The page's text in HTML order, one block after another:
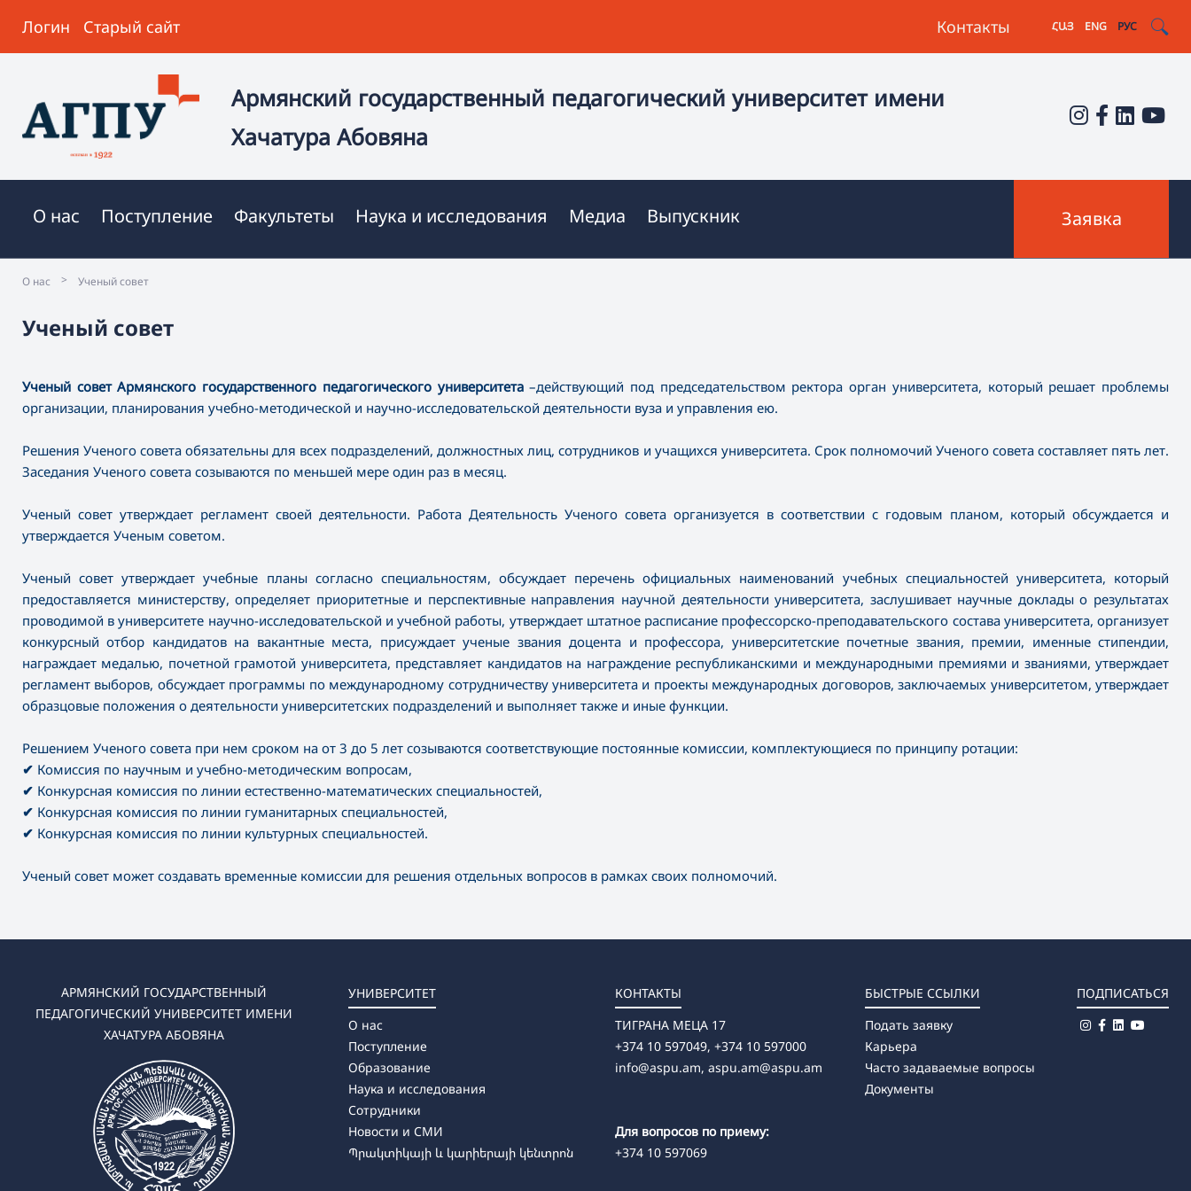
Логин Старый сайт Контакты ՀԱՅ ENG РУС
Армянский государственный педагогический университет имени
Хачатура Абовяна
О нас Поступление Факультеты Наука и исследования Медиа Выпускник Заявка
О нас > Ученый совет
Ученый совет
Ученый совет Армянского государственного педагогического университета–действующий под председательством ректора орган университета, который решает проблемы
организации, планирования учебно-методической и научно-исследовательской деятельности вуза и управления ею.
Решения Ученого совета обязательны для всех подразделений, должностных лиц, сотрудников и учащихся университета. Срок полномочий Ученого совета составляет пять лет.
Заседания Ученого совета созываются по меньшей мере один раз в месяц.
Ученый совет утверждает регламент своей деятельности. Работа Деятельность Ученого совета организуется в соответствии с годовым планом, который обсуждается и
утверждается Ученым советом.
Ученый совет утверждает учебные планы согласно специальностям, обсуждает перечень официальных наименований учебных специальностей университета, который
предоставляется министерству, определяет приоритетные и перспективные направления научной деятельности университета, заслушивает научные доклады о результатах
проводимой в университете научно-исследовательской и учебной работы, утверждает штатное расписание профессорско-преподавательского состава университета, организует
конкурсный отбор кандидатов на вакантные места, присуждает ученые звания доцента и профессора, университетские почетные звания, премии, именные стипендии,
награждает медалью, почетной грамотой университета, представляет кандидатов на награждение республиканскими и международными премиями и званиями, утверждает
регламент выборов, обсуждает программы по международному сотрудничеству университета и проекты международных договоров, заключаемых университетом, утверждает
образцовые положения о деятельности университетских подразделений и выполняет также и иные функции.
Решением Ученого совета при нем сроком на от 3 до 5 лет созываются соответствующие постоянные комиссии, комплектующиеся по принципу ротации:
✔ Комиссия по научным и учебно-методическим вопросам,
✔ Конкурсная комиссия по линии естественно-математических специальностей,
✔ Конкурсная комиссия по линии гуманитарных специальностей,
✔ Конкурсная комиссия по линии культурных специальностей.
Ученый совет может создавать временные комиссии для решения отдельных вопросов в рамках своих полномочий.
АРМЯНСКИЙ ГОСУДАРСТВЕННЫЙ
ПЕДАГОГИЧЕСКИЙ УНИВЕРСИТЕТ ИМЕНИ
ХАЧАТУРА АБОВЯНА
УНИВЕРСИТЕТ
О нас
Поступление
Образование
Наука и исследования
Сотрудники
Новости и СМИ
Պրակտիկայի և կարիերայի կենտրոն
КОНТАКТЫ
ТИГРАНА МЕЦА 17
+374 10 597049, +374 10 597000
info@aspu.am, aspu.am@aspu.am
Для вопросов по приему:
+374 10 597069
БЫСТРЫЕ ССЫЛКИ
Подать заявку
Карьера
Часто задаваемые вопросы
Документы
ПОДПИСАТЬСЯ